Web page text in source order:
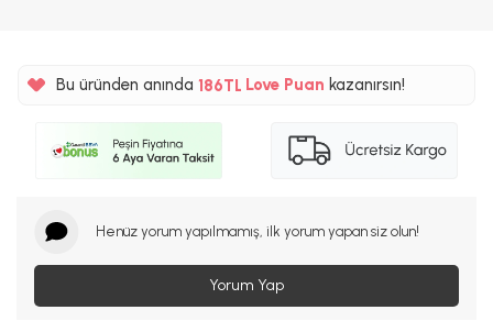
Bu üründen anında 186TL Love Puan kazanırsın!
Henüz yorum yapılmamış, ilk yorum yapan siz olun!
Yorum Yap